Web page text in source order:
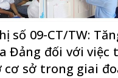
số 09-CT/TW:
Đảng đối với việc
cơ sở trong giai